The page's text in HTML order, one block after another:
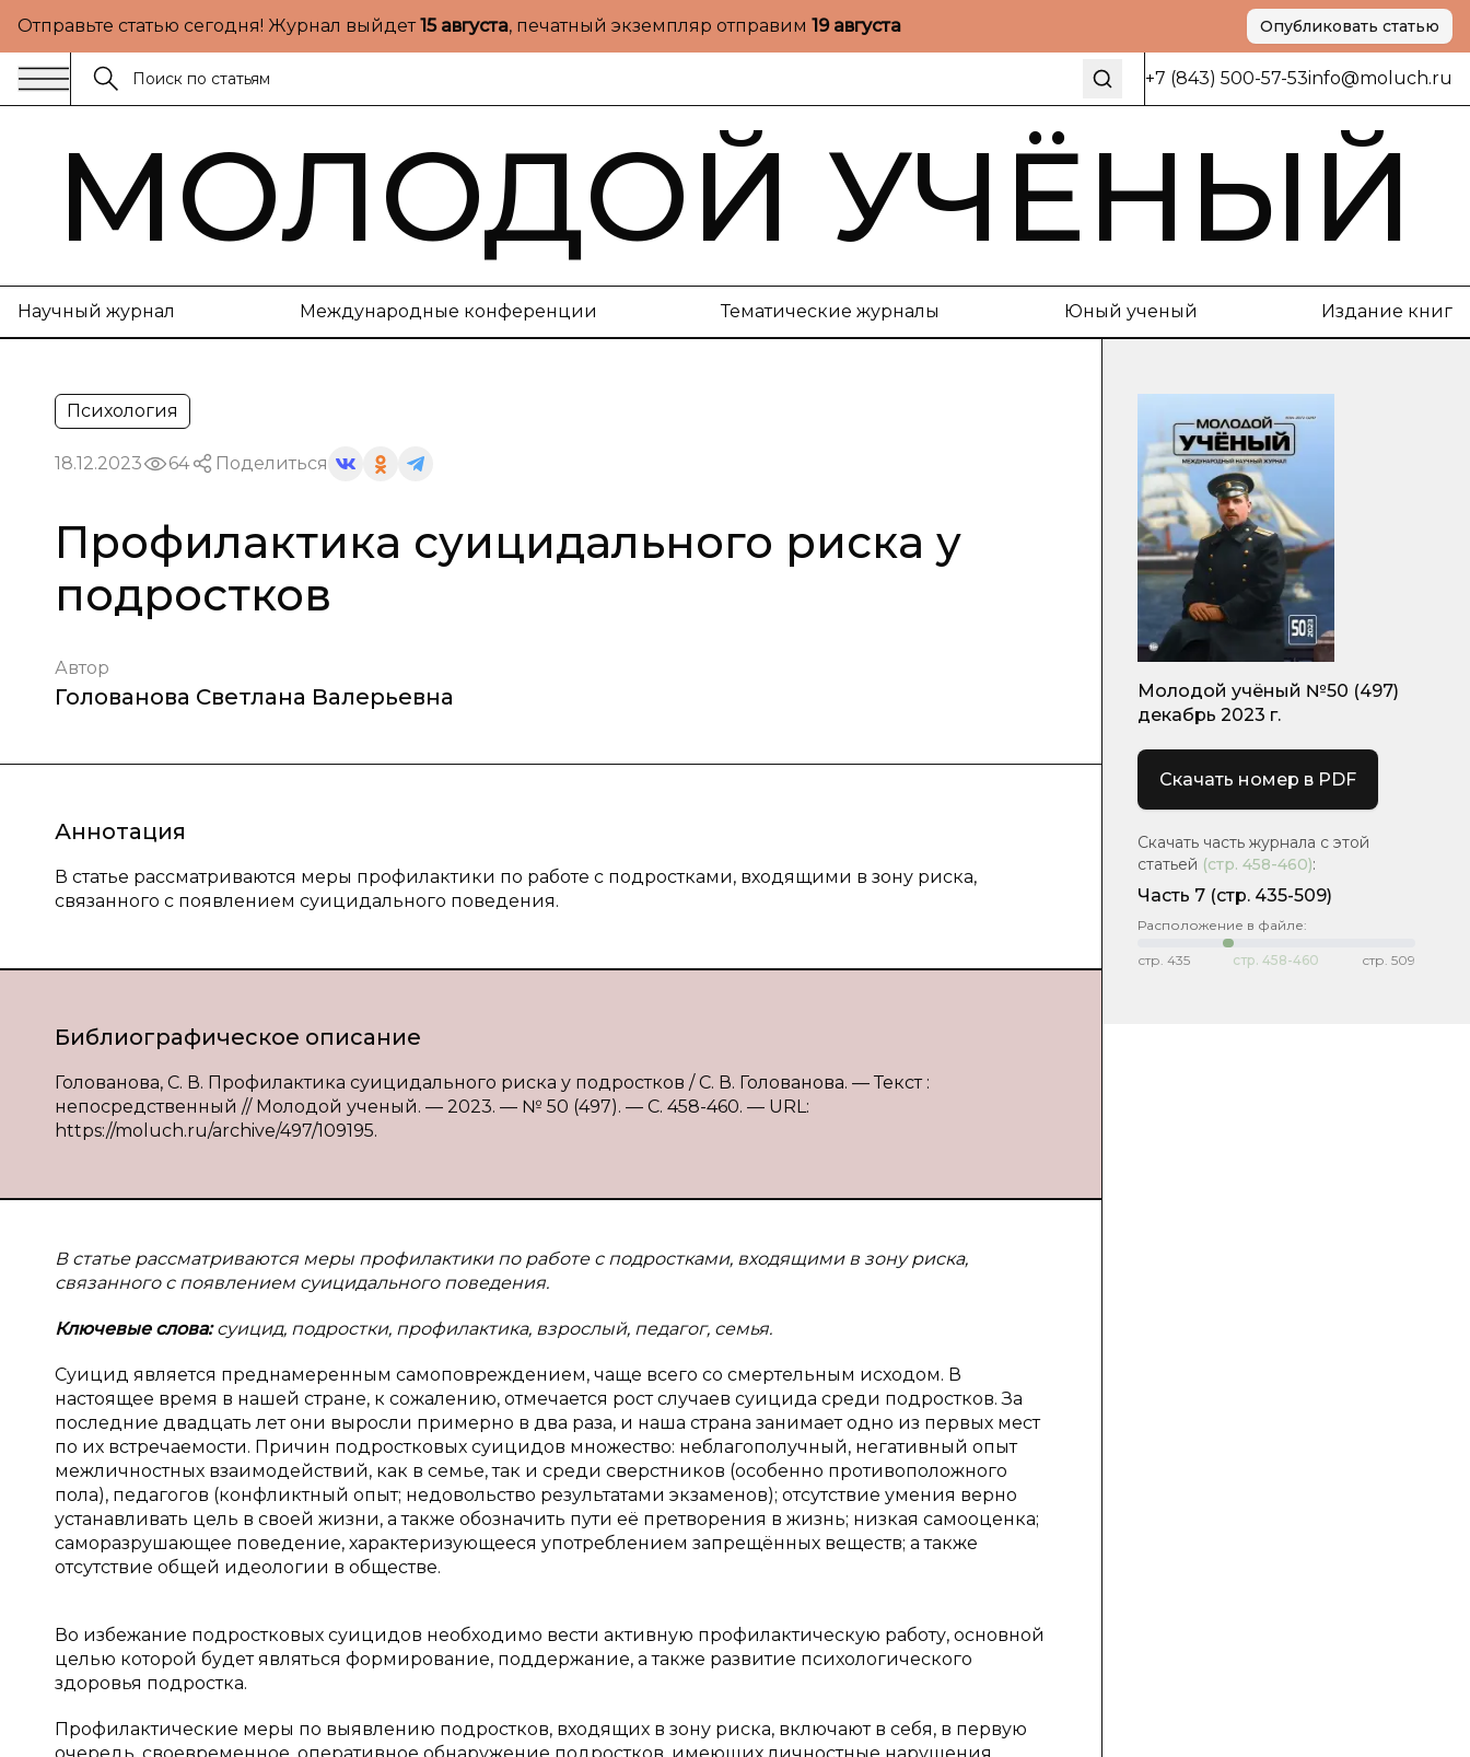
Отправьте статью сегодня! Журнал выйдет15 августа, печатный экземпляр отправим 19 августа Опубликовать статью
+7 (843) 500-57-53info@moluch.ru
МОЛОДОЙ УЧЁНЫЙ
Научный журнал Международные конференции Тематические журналы Юный ученый Издание книг
Психология
18.12.2023 64 Поделиться
Профилактика суицидального риска у
подростков
Автор
Голованова Светлана Валерьевна
Аннотация
В статье рассматриваются меры профилактики по работе с подростками, входящими в зону риска,
связанного с появлением суицидального поведения.
Библиографическое описание
Голованова, С. В. Профилактика суицидального риска у подростков / С. В. Голованова. — Текст :
непосредственный // Молодой ученый. — 2023. — № 50 (497). — С. 458-460. — URL:
https://moluch.ru/archive/497/109195.
В статье рассматриваются меры профилактики по работе с подростками, входящими в зону риска,
связанного с появлением суицидального поведения.
Ключевые слова:суицид, подростки, профилактика, взрослый, педагог, семья.
Суицид является преднамеренным самоповреждением, чаще всего со смертельным исходом. В
настоящее время в нашей стране, к сожалению, отмечается рост случаев суицида среди подростков. За
последние двадцать лет они выросли примерно в два раза, и наша страна занимает одно из первых мест
по их встречаемости. Причин подростковых суицидов множество: неблагополучный, негативный опыт
межличностных взаимодействий, как в семье, так и среди сверстников (особенно противоположного
пола), педагогов (конфликтный опыт; недовольство результатами экзаменов); отсутствие умения верно
устанавливать цель в своей жизни, а также обозначить пути её претворения в жизнь; низкая самооценка;
саморазрушающее поведение, характеризующееся употреблением запрещённых веществ; а также
отсутствие общей идеологии в обществе.
Во избежание подростковых суицидов необходимо вести активную профилактическую работу, основной
целью которой будет являться формирование, поддержание, а также развитие психологического
здоровья подростка.
Профилактические меры по выявлению подростков, входящих в зону риска, включают в себя, в первую
Молодой учёный №50 (497)
декабрь 2023 г.
Скачать номер в PDF
Скачать часть журнала с этой
статьей (стр. 458-460):
Часть 7 (стр. 435-509)
Расположение в файле:
стр. 435 стр. 458-460 стр. 509